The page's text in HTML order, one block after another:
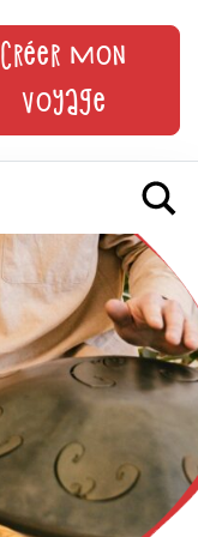
Créer mon
voyage